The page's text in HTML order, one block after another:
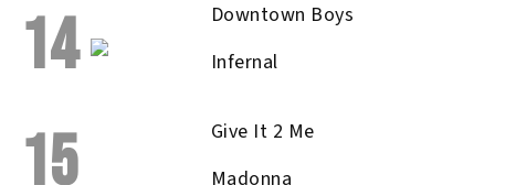
14
Downtown Boys
Infernal
15
Give It 2 Me
Madonna